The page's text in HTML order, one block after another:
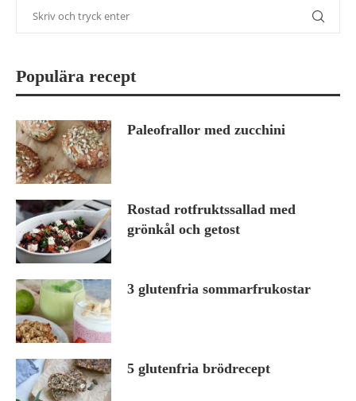
Populära recept
Paleofrallor med zucchini
Rostad rotfruktssallad med
grönkål och getost
3 glutenfria sommarfrukostar
5 glutenfria brödrecept